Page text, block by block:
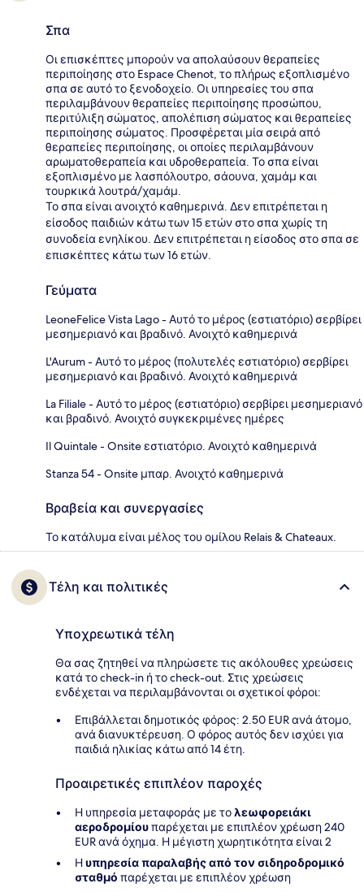
Σπα
Οι επισκέπτες μπορούν να απολαύσουν θεραπείες
περιποίησης στο Espace Chenot, το πλήρως εξοπλισμένο
σπα σε αυτό το ξενοδοχείο. Οι υπηρεσίες του σπα
περιλαμβάνουν θεραπείες περιποίησης προσώπου,
περιτύλιξη σώματος, απολέπιση σώματος και θεραπείες
περιποίησης σώματος. Προσφέρεται μία σειρά από
θεραπείες περιποίησης, οι οποίες περιλαμβάνουν
αρωματοθεραπεία και υδροθεραπεία. Το σπα είναι
εξοπλισμένο με λασπόλουτρο, σάουνα, χαμάμ και
τουρκικά λουτρά/χαμάμ.
Το σπα είναι ανοιχτό καθημερινά. Δεν επιτρέπεται η
είσοδος παιδιών κάτω των 15 ετών στο σπα χωρίς τη
συνοδεία ενηλίκου. Δεν επιτρέπεται η είσοδος στο σπα σε
επισκέπτες κάτω των 16 ετών.
Γεύματα
LeoneFelice Vista Lago - Αυτό το μέρος (εστιατόριο) σερβίρει
μεσημεριανό και βραδινό. Ανοιχτό καθημερινά
L'Aurum - Αυτό το μέρος (πολυτελές εστιατόριο) σερβίρει
μεσημεριανό και βραδινό. Ανοιχτό καθημερινά
La Filiale - Αυτό το μέρος (εστιατόριο) σερβίρει μεσημεριανό
και βραδινό. Ανοιχτό συγκεκριμένες ημέρες
Il Quintale - Onsite εστιατόριο. Ανοιχτό καθημερινά
Stanza 54 - Onsite μπαρ. Ανοιχτό καθημερινά
Βραβεία και συνεργασίες
Το κατάλυμα είναι μέλος του ομίλου Relais & Chateaux.
Τέλη και πολιτικές
Υποχρεωτικά τέλη
Θα σας ζητηθεί να πληρώσετε τις ακόλουθες χρεώσεις
κατά το check-in ή το check-out. Στις χρεώσεις
ενδέχεται να περιλαμβάνονται οι σχετικοί φόροι:
Επιβάλλεται δημοτικός φόρος: 2.50 EUR ανά άτομο,
ανά διανυκτέρευση. Ο φόρος αυτός δεν ισχύει για
παιδιά ηλικίας κάτω από 14 έτη.
Προαιρετικές επιπλέον παροχές
Η υπηρεσία μεταφοράς με τολεωφορειάκι
αεροδρομίουπαρέχεται με επιπλέον χρέωση 240
EUR ανά όχημα. Η μέγιστη χωρητικότητα είναι 2
Ηυπηρεσία παραλαβής από τον σιδηροδρομικό
σταθμό παρέχεται με επιπλέον χρέωση